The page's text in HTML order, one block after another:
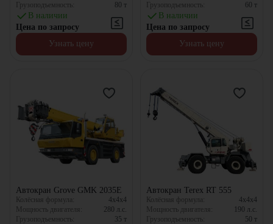
Грузоподъемность:
80 т
В наличии
Цена по запросу
Узнать цену
Грузоподъемность:
60 т
В наличии
Цена по запросу
Узнать цену
Автокран Grove GMK 2035E
Колёсная формула:
4x4x4
Мощность двигателя:
280 л.с.
Грузоподъемность:
35 т
Автокран Terex RT 555
Колёсная формула:
4x4x4
Мощность двигателя:
190 л.с.
Грузоподъемность:
50 т